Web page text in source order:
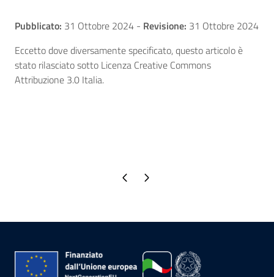
Pubblicato: 31 Ottobre 2024 - Revisione: 31 Ottobre 2024
Eccetto dove diversamente specificato, questo articolo è
stato rilasciato sotto Licenza Creative Commons
Attribuzione 3.0 Italia.
Pagina precedente
Pagina successiva